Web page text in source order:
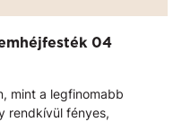
04
mint a legfinomabb
rendkívül fényes,